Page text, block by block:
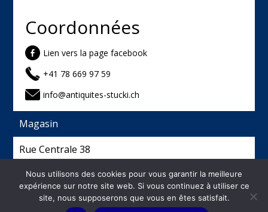
Coordonnées
Lien vers la page facebook
+41 78 669 97 59
info@antiquites-stucki.ch
Magasin
Rue Centrale 38
2740 Moutier
Nous utilisons des cookies pour vous garantir la meilleure
expérience sur notre site web. Si vous continuez à utiliser ce
site, nous supposerons que vous en êtes satisfait.